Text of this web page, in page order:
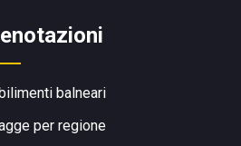
balneari
per regione